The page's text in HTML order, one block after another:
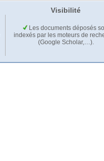
Visibilité
Les documents déposés
indexés par les moteurs de
(Google Scholar,…).